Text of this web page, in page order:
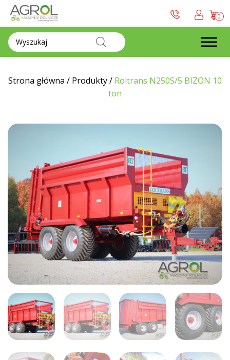
0
Wyszukiwarka
produktów
Strona główna / Produkty/ Roltrans N250S/5 BIZON 10
ton